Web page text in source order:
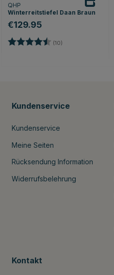
QHP
Winterreitstiefel Daan Braun
€129.95
Bewertung: (10)
Kundenservice
Kundenservice
Meine Seiten
Rücksendung Information
Widerrufsbelehrung
Kontakt